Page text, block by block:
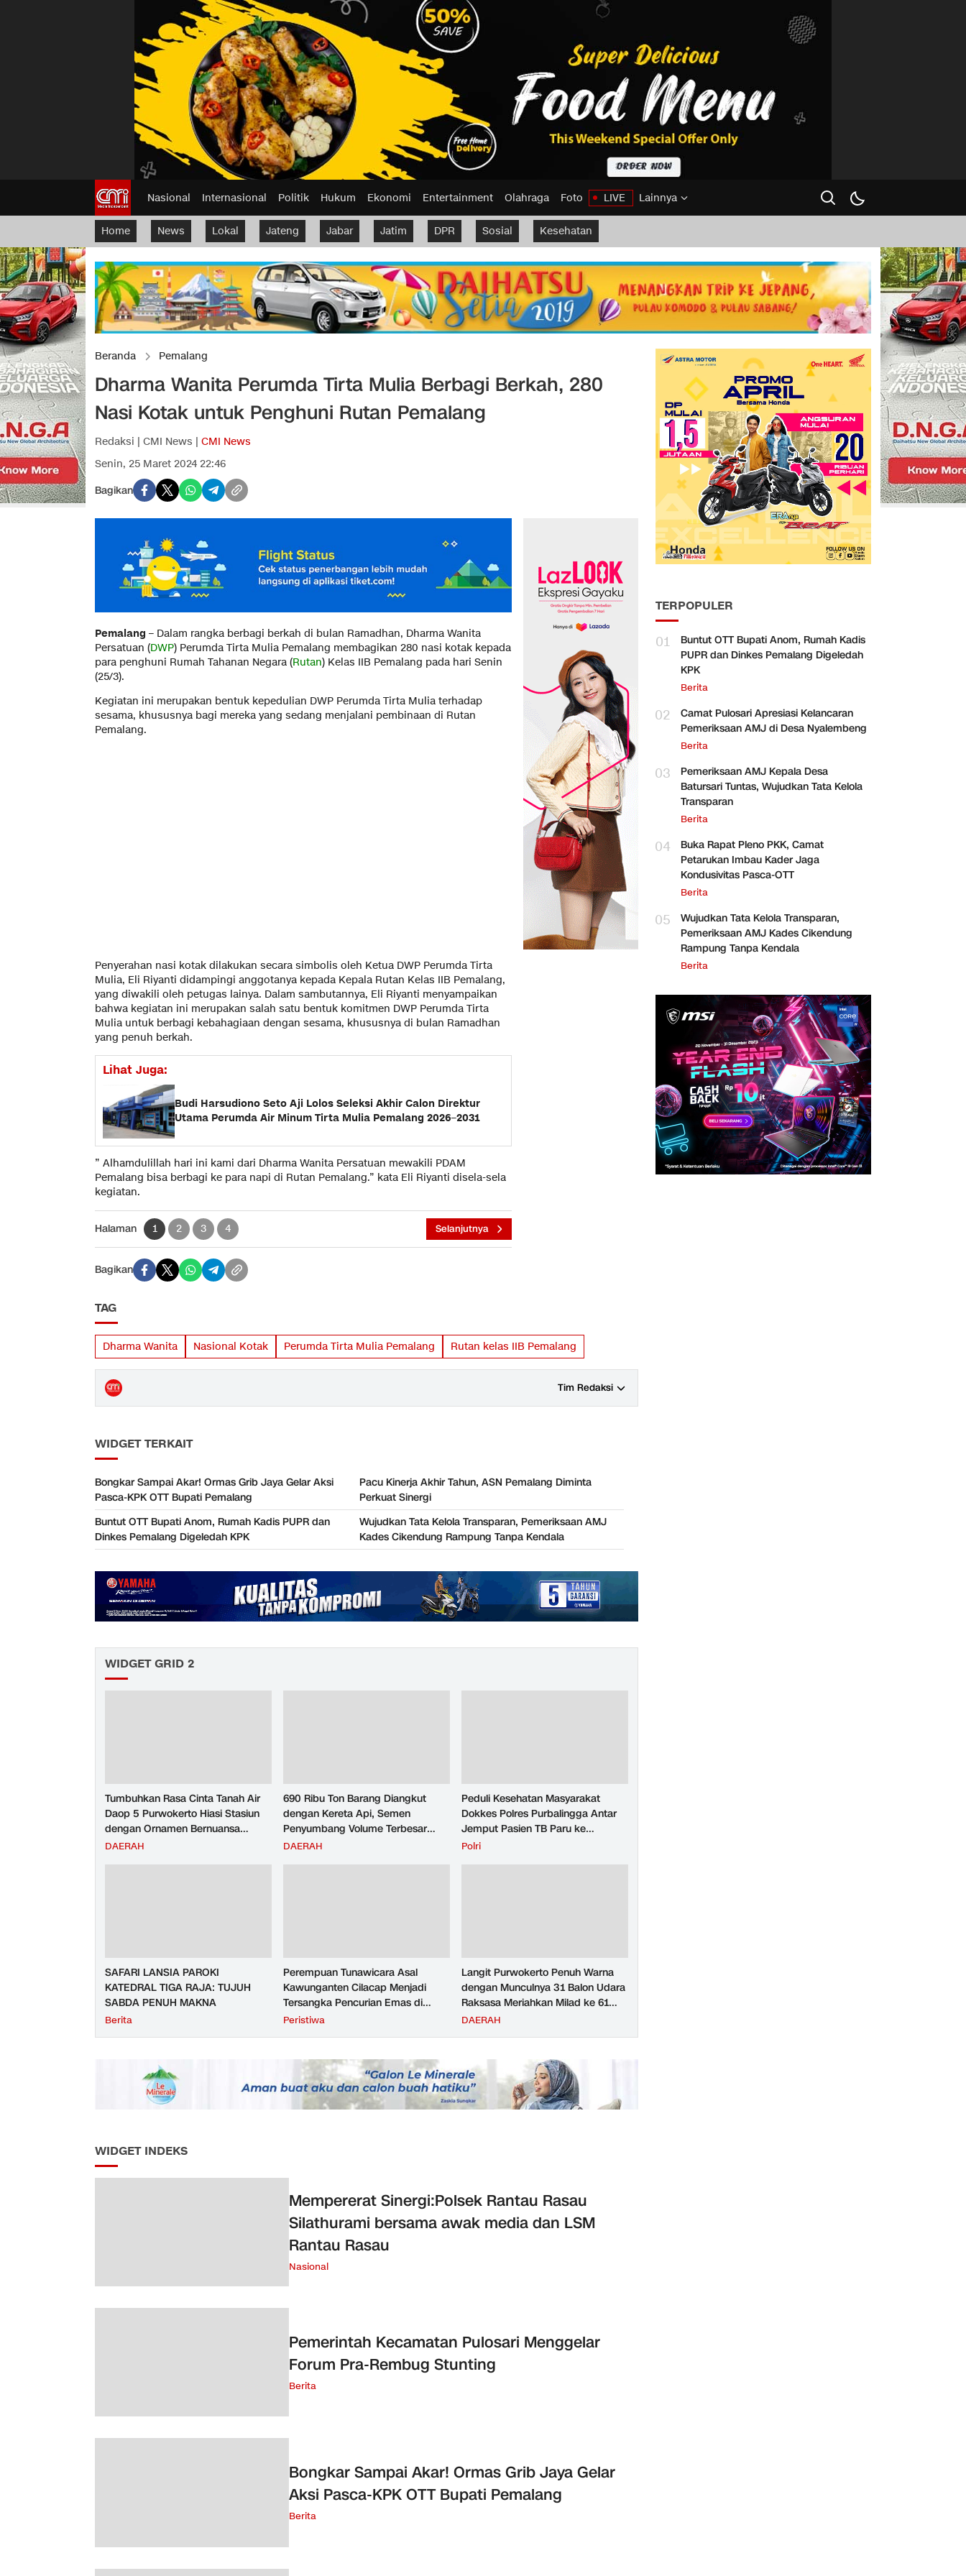
Nasional Internasional Politik Hukum Ekonomi Entertainment Olahraga Foto LIVE Lainnya
Home News Lokal Jateng Jabar Jatim DPR Sosial Kesehatan
Beranda Pemalang
Dharma Wanita Perumda Tirta Mulia Berbagi Berkah, 280
Nasi Kotak untuk Penghuni Rutan Pemalang
Redaksi | CMI News | CMI News
Senin, 25 Maret 2024 22:46
Bagikan
Pemalang – Dalam rangka berbagi berkah di bulan Ramadhan, Dharma Wanita
Persatuan (DWP) Perumda Tirta Mulia Pemalang membagikan 280 nasi kotak kepada
para penghuni Rumah Tahanan Negara (Rutan) Kelas IIB Pemalang pada hari Senin
(25/3).
Kegiatan ini merupakan bentuk kepedulian DWP Perumda Tirta Mulia terhadap
sesama, khususnya bagi mereka yang sedang menjalani pembinaan di Rutan
Pemalang.
Penyerahan nasi kotak dilakukan secara simbolis oleh Ketua DWP Perumda Tirta
Mulia, Eli Riyanti didampingi anggotanya kepada Kepala Rutan Kelas IIB Pemalang,
yang diwakili oleh petugas lainya. Dalam sambutannya, Eli Riyanti menyampaikan
bahwa kegiatan ini merupakan salah satu bentuk komitmen DWP Perumda Tirta
Mulia untuk berbagi kebahagiaan dengan sesama, khususnya di bulan Ramadhan
yang penuh berkah.
Lihat Juga:
Budi Harsudiono Seto Aji Lolos Seleksi Akhir Calon Direktur
Utama Perumda Air Minum Tirta Mulia Pemalang 2026–2031
” Alhamdulillah hari ini kami dari Dharma Wanita Persatuan mewakili PDAM
Pemalang bisa berbagi ke para napi di Rutan Pemalang.” kata Eli Riyanti disela-sela
kegiatan.
Halaman 1 2 3 4 Selanjutnya
Bagikan
TAG
Dharma Wanita Nasional Kotak Perumda Tirta Mulia Pemalang Rutan kelas IIB Pemalang
Tim Redaksi
WIDGET TERKAIT
Bongkar Sampai Akar! Ormas Grib Jaya Gelar Aksi
Pasca-KPK OTT Bupati Pemalang
Pacu Kinerja Akhir Tahun, ASN Pemalang Diminta
Perkuat Sinergi
Buntut OTT Bupati Anom, Rumah Kadis PUPR dan
Dinkes Pemalang Digeledah KPK
Wujudkan Tata Kelola Transparan, Pemeriksaan AMJ
Kades Cikendung Rampung Tanpa Kendala
WIDGET GRID 2
Tumbuhkan Rasa Cinta Tanah Air
Daop 5 Purwokerto Hiasi Stasiun
dengan Ornamen Bernuansa
Merah Putih
DAERAH
690 Ribu Ton Barang Diangkut
dengan Kereta Api, Semen
Penyumbang Volume Terbesar
Angkutan Barang KAI Daop 5
DAERAH
Peduli Kesehatan Masyarakat
Dokkes Polres Purbalingga Antar
Jemput Pasien TB Paru ke
Puskesmas
Polri
SAFARI LANSIA PAROKI
KATEDRAL TIGA RAJA: TUJUH
SABDA PENUH MAKNA
Berita
Perempuan Tunawicara Asal
Kawunganten Cilacap Menjadi
Tersangka Pencurian Emas di
Purbalingga
Peristiwa
Langit Purwokerto Penuh Warna
dengan Munculnya 31 Balon Udara
Raksasa Meriahkan Milad ke 61
UMP Sedot Ribuan Warga
DAERAH
WIDGET INDEKS
Mempererat Sinergi:Polsek Rantau Rasau
Silathurami bersama awak media dan LSM
Rantau Rasau
Nasional
Pemerintah Kecamatan Pulosari Menggelar
Forum Pra-Rembug Stunting
Berita
Bongkar Sampai Akar! Ormas Grib Jaya Gelar
Aksi Pasca-KPK OTT Bupati Pemalang
Berita
TERPOPULER
01
Buntut OTT Bupati Anom, Rumah Kadis
PUPR dan Dinkes Pemalang Digeledah
KPK
Berita
02
Camat Pulosari Apresiasi Kelancaran
Pemeriksaan AMJ di Desa Nyalembeng
Berita
03
Pemeriksaan AMJ Kepala Desa
Batursari Tuntas, Wujudkan Tata Kelola
Transparan
Berita
04
Buka Rapat Pleno PKK, Camat
Petarukan Imbau Kader Jaga
Kondusivitas Pasca-OTT
Berita
05
Wujudkan Tata Kelola Transparan,
Pemeriksaan AMJ Kades Cikendung
Rampung Tanpa Kendala
Berita